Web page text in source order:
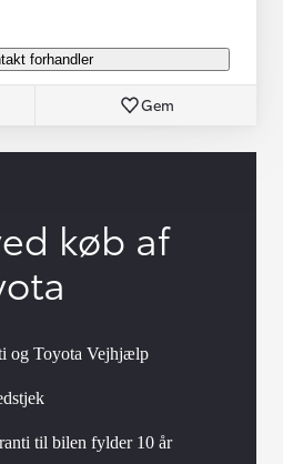
forhandler
Gem
køb af
og Toyota Vejhjælp
til bilen fylder 10 år